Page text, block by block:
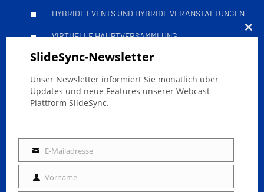
HYBRIDE EVENTS UND HYBRIDE VERANSTALTUNGEN
VIRTUELLE HAUPTVERSAMMLUNG
TOWN HALL: ATTENDEE PACK
SlideSync-Newsletter
Unser Newsletter informiert Sie monatlich über
Updates und neue Features unserer Webcast-
Plattform SlideSync.
Mailadresse
E-Mailadresse
Vorname
Vorname